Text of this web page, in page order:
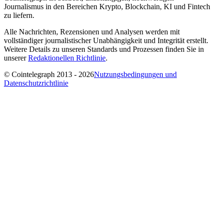
Journalismus in den Bereichen Krypto, Blockchain, KI und Fintech
zu liefern.
Alle Nachrichten, Rezensionen und Analysen werden mit
vollständiger journalistischer Unabhängigkeit und Integrität erstellt.
Weitere Details zu unseren Standards und Prozessen finden Sie in
unsererRedaktionellen Richtlinie.
© Cointelegraph 2013 - 2026Nutzungsbedingungen und
Datenschutzrichtlinie